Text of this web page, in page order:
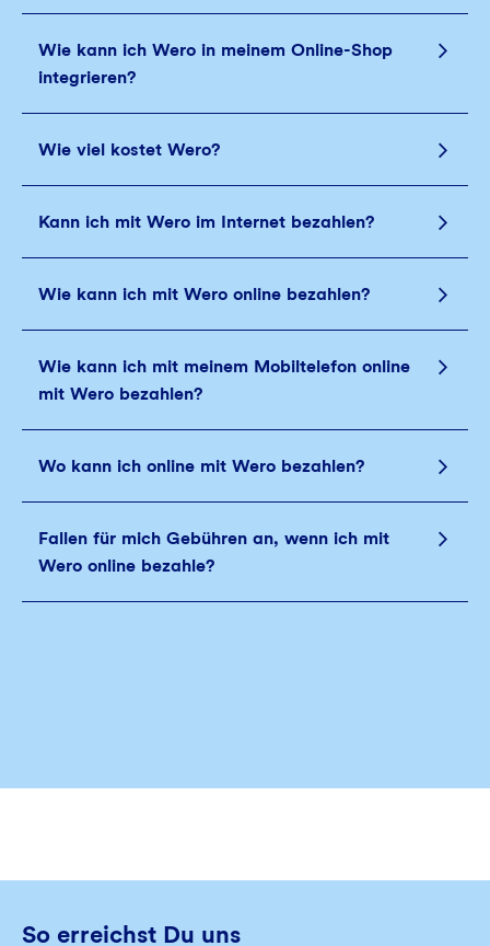
Wie kann ich Wero in meinem Online-Shop
integrieren?
Wie viel kostet Wero?
Kann ich mit Wero im Internet bezahlen?
Wie kann ich mit Wero online bezahlen?
Wie kann ich mit meinem Mobiltelefon online
mit Wero bezahlen?
Wo kann ich online mit Wero bezahlen?
Fallen für mich Gebühren an, wenn ich mit
Wero online bezahle?
So erreichst Du uns